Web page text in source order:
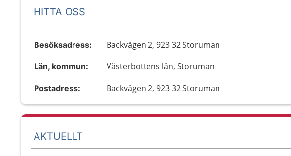
HITTA OSS
Besöksadress: Backvägen 2, 923 32 Storuman
Län, kommun: Västerbottens län, Storuman
Postadress: Backvägen 2, 923 32 Storuman
AKTUELLT